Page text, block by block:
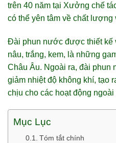
trên 40 năm tại Xưởng chế
có thể yên tâm về chất lượng
Đài phun nước được thiết kế
nâu, trắng, kem, là những
Châu Âu. Ngoài ra, đài phun
giảm nhiệt độ không khí, tạo
chịu cho các hoạt động ngoài
Mục Lục
Tóm tắt chính